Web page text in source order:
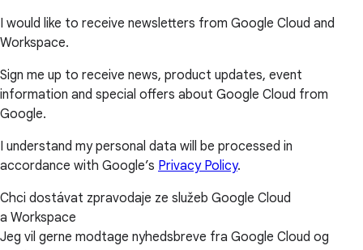
I would like to receive newsletters from Google Cloud and
Workspace.
Sign me up to receive news, product updates, event
information and special offers about Google Cloud from
Google.
I understand my personal data will be processed in
accordance with Google’s Privacy Policy.
Chci dostávat zpravodaje ze služeb Google Cloud
a Workspace
Jeg vil gerne modtage nyhedsbreve fra Google Cloud og